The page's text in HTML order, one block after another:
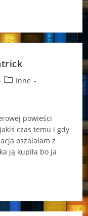
PostInne
powieści
czas temu i gdy
oszalałam z
ją kupiła bo ja